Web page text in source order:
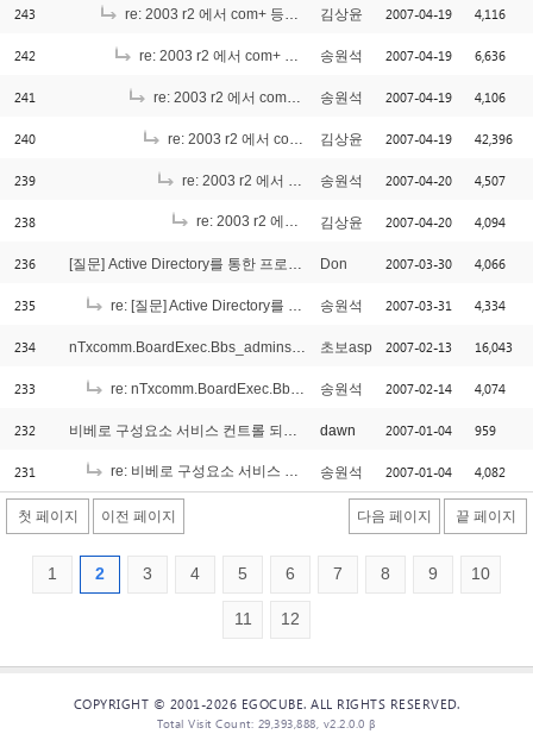
243 re: 2003 r2 에서 com+ 등록및 설정에 관해서 김상윤 2007-04-19 4,116
242 re: 2003 r2 에서 com+ 등록및 설정에 관해서 송원석 2007-04-19 6,636
241 re: 2003 r2 에서 com+ 등록및 설정에 관해서 송원석 2007-04-19 4,106
240 re: 2003 r2 에서 com+ 등록및 설정에 관해서 김상윤 2007-04-19 42,396
239 re: 2003 r2 에서 com+ 등록및 설정에 관해서 송원석 2007-04-20 4,507
238 re: 2003 r2 에서 com+ 등록및 설정에 관해서 [1]
김상윤 2007-04-20 4,094
236 [질문] Active Directory를 통한 프로그램 사용인증 Don 2007-03-30 4,066
235 re: [질문] Active Directory를 통한 프로그램 사용인증 송원석 2007-03-31 4,334
234 nTxcomm.BoardExec.Bbs_admins_Select 오류 '8004d00a' 초보asp 2007-02-13 16,043
233 re: nTxcomm.BoardExec.Bbs_admins_Select 오류 '8004d00a' 송원석 2007-02-14 4,074
232 비베로 구성요소 서비스 컨트롤 되나요? dawn 2007-01-04 959
231 re: 비베로 구성요소 서비스 컨트롤 되나요? [1]
송원석 2007-01-04 4,082
첫 페이지 이전 페이지 다음 페이지 끝 페이지
1 2 3 4 5 6 7 8 9 10
11 12
COPYRIGHT © 2001-2026 EGOCUBE. ALL RIGHTS RESERVED.
Total Visit Count: 29,393,888, v2.2.0.0 β